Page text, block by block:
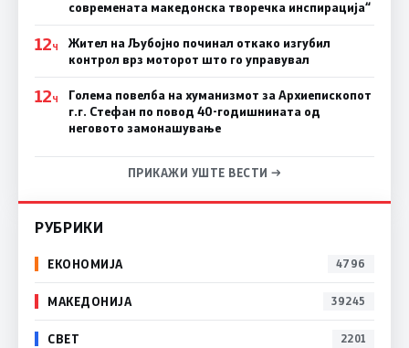
современата македонска творечка инспирација“
12Ч
Жител на Љубојно починал откако изгубил
контрол врз моторот што го управувал
12Ч
Голема повелба на хуманизмот за Архиепископот
г.г. Стефан по повод 40-годишнината од
неговото замонашување
ПРИКАЖИ УШТЕ ВЕСТИ →
РУБРИКИ
ЕКОНОМИЈА 4796
МАКЕДОНИЈА 39245
СВЕТ 2201